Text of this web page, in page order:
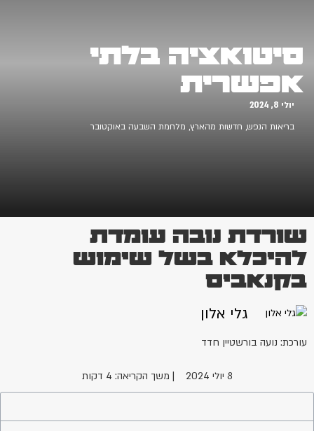
סיטואציה בלתי
אפשרית
יולי 8, 2024
בריאות הנפש, חדשות מהארץ, מלחמת השבעה באוקטובר
שורדת נובה עומדת
להיכלא בשל שימוש
בקנאביס
גלי אלון
עורכת: נועה בורשטיין חדד
8 יולי 2024 | משך הקריאה: 4 דקות